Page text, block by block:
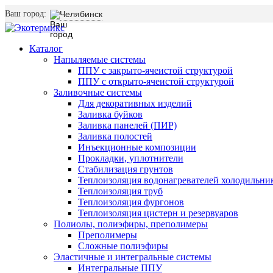
Ваш город: Челябинск
Каталог
Напыляемые системы
ППУ с закрыто-ячеистой структурой
ППУ с открыто-ячеистой структурой
Заливочные системы
Для декоративных изделий
Заливка буйков
Заливка панелей (ПИР)
Заливка полостей
Инъекционные композиции
Прокладки, уплотнители
Стабилизация грунтов
Теплоизоляция водонагревателей
Теплоизоляция труб
Теплоизоляция фургонов
Теплоизоляция цистерн и резервуаров
Полиолы, полиэфиры, преполимеры
Преполимеры
Сложные полиэфиры
Эластичные и интегральные системы
Интегральные ППУ